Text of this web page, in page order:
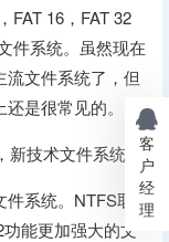
FAT 16，FAT 32
件系统。虽然现在
流文件系统了，但
是很常见的。
新技术文件系统
系统。NTFS取
能更加强大的文
客
户
经
理